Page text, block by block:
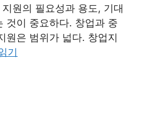
원의 필요성과 용도, 기대
것이 중요하다. 창업과 중
원은 범위가 넓다. 창업지
기